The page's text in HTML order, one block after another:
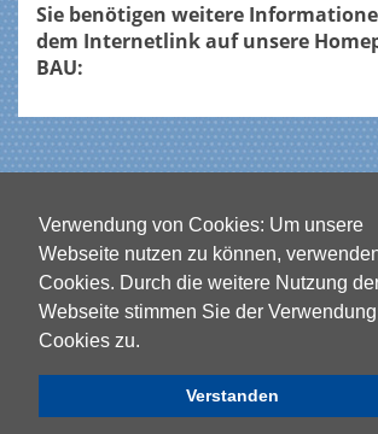
Verwendung von Cookies: Um unsere
Webseite nutzen zu können,
Cookies. Durch die weitere Nutzung
Webseite stimmen Sie der
Cookies zu.
Verstanden
Sie benötigen weitere
dem Internetlink auf unsere
BAU:
powered by ILIAS
Legal Notice
Terms of